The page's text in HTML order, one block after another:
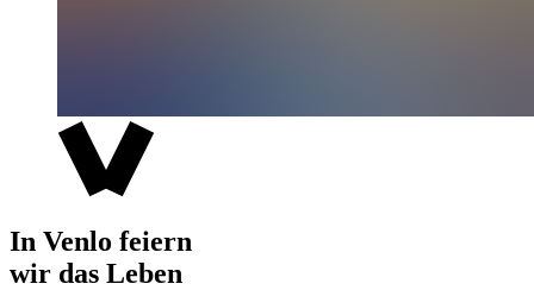
In Venlo feiern
wir das Leben